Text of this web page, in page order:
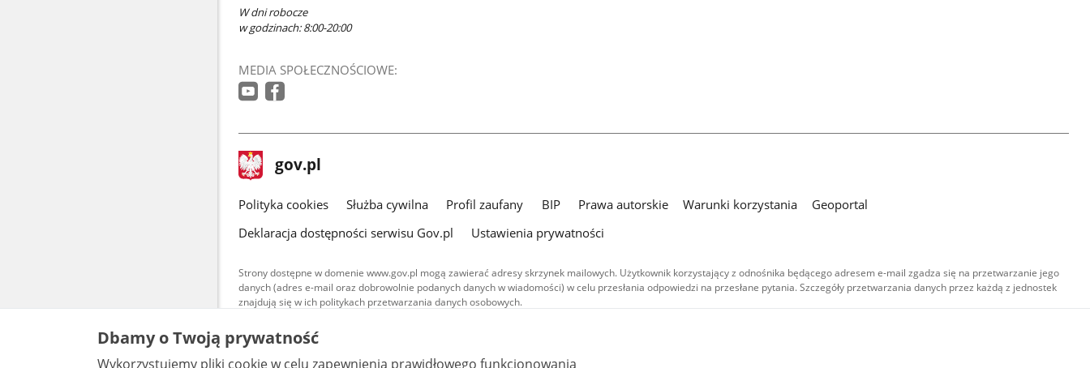
W dni robocze
w godzinach: 8:00-20:00
MEDIA SPOŁECZNOŚCIOWE:
stopka
gov.pl Strona
gov.pl
gov.pl
Polityka cookies Służba cywilna Profil zaufany BIP Prawa autorskie Warunki korzystania
Geoportal
Deklaracja dostępności serwisu Gov.pl
Ustawienia prywatności
Strony dostępne w domenie www.gov.pl mogą zawierać adresy skrzynek mailowych. Użytkownik korzystający z odnośnika będącego adresem e-mail zgadza się na przetwarzanie jego
danych (adres e-mail oraz dobrowolnie podanych danych w wiadomości) w celu przesłania odpowiedzi na przesłane pytania. Szczegóły przetwarzania danych przez każdą z jednostek
znajdują się w ich politykach przetwarzania danych osobowych.
Treści tekstowe publikowane w serwisie (z wyłączeniem treści audiowizualnych), są
udostępniane na licencji typu Creative Commons: uznanie autorstwa - na tych samych
warunkach 4.0 (CC BY-SA 4.0). Materiały audiowizualne, w tym zdjęcia, materiały audio i wideo,
Dbamy o Twoją prywatność
Wykorzystujemy pliki cookie w celu zapewnienia prawidłowego funkcjonowania